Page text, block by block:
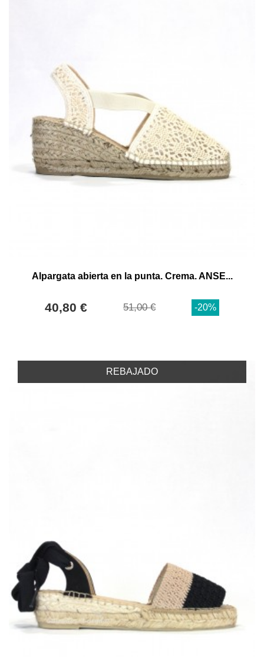
Alpargata abierta en la punta. Crema. ANSE...
40,80 € 51,00 € -20%
REBAJADO